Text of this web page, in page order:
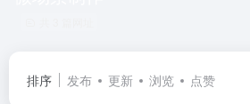
排序 发布 更新 浏览 点赞